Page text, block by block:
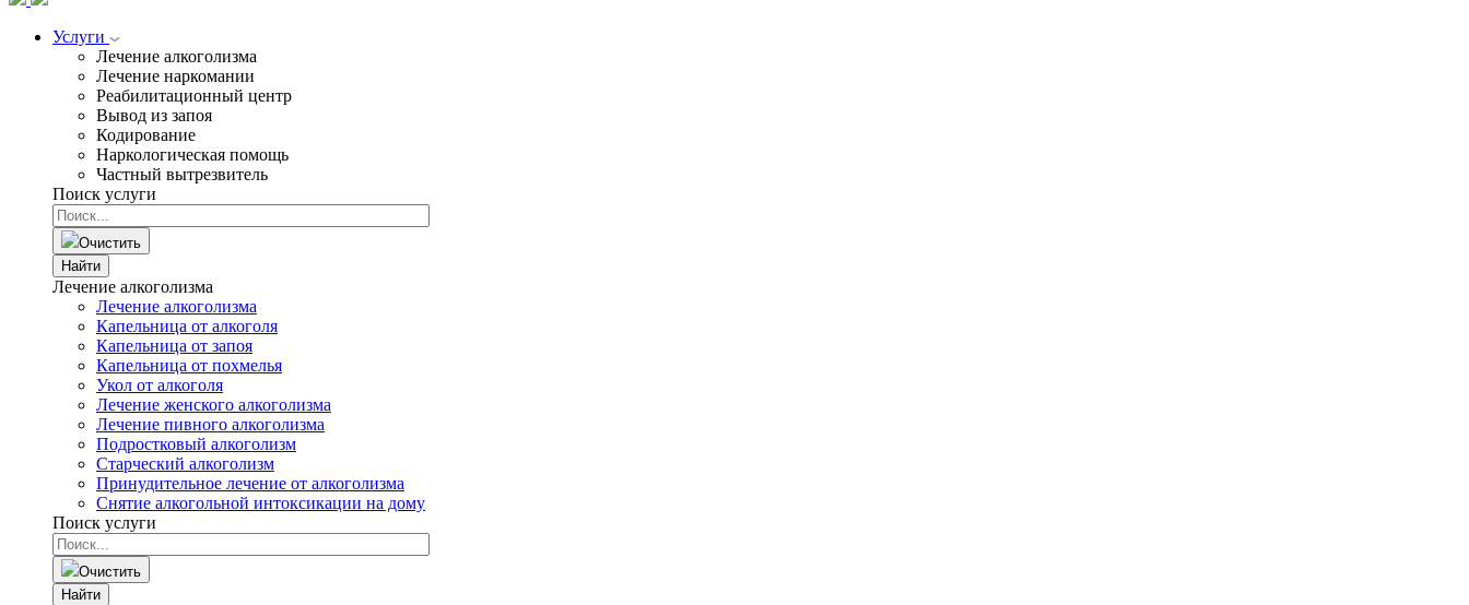
Услуги
Лечение алкоголизма
Лечение наркомании
Реабилитационный центр
Вывод из запоя
Кодирование
Наркологическая помощь
Частный вытрезвитель
Поиск услуги
Очистить
Найти
Лечение алкоголизма
Лечение алкоголизма
Капельница от алкоголя
Капельница от запоя
Капельница от похмелья
Укол от алкоголя
Лечение женского алкоголизма
Лечение пивного алкоголизма
Подростковый алкоголизм
Старческий алкоголизм
Принудительное лечение от алкоголизма
Снятие алкогольной интоксикации на дому
Поиск услуги
Очистить
Найти